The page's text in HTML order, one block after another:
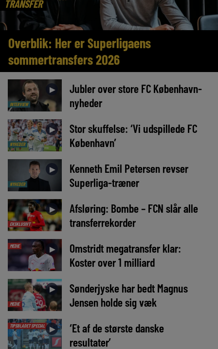
TRANSFER
Overblik: Her er Superligaens
sommertransfers 2026
INTERVIEW
►
Jubler over store FC København-
nyheder
NYHEDER
►
Stor skuffelse: ‘Vi udspillede FC
København’
NYHEDER
►
Kenneth Emil Petersen revser
Superliga-træner
EKSKLUSIVT
►
Afsløring: Bombe – FCN slår alle
transferrekorder
MEDIE ►
Omstridt megatransfer klar:
Koster over 1 milliard
MEDIE
►
Sønderjyske har bedt Magnus
Jensen holde sig væk
TIPSBLADET SPECIAL ►
‘Et af de største danske
resultater’